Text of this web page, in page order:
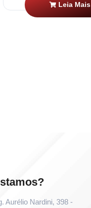
Leia Mais
Aurélio Nardini, 398 -